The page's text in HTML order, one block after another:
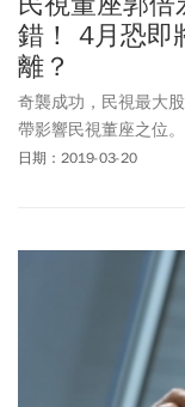
錯！ 4月恐即
離？
奇襲成功，民視最大
帶影響民視董座之位
致變天風暴的導火線
日期：2019-03-20